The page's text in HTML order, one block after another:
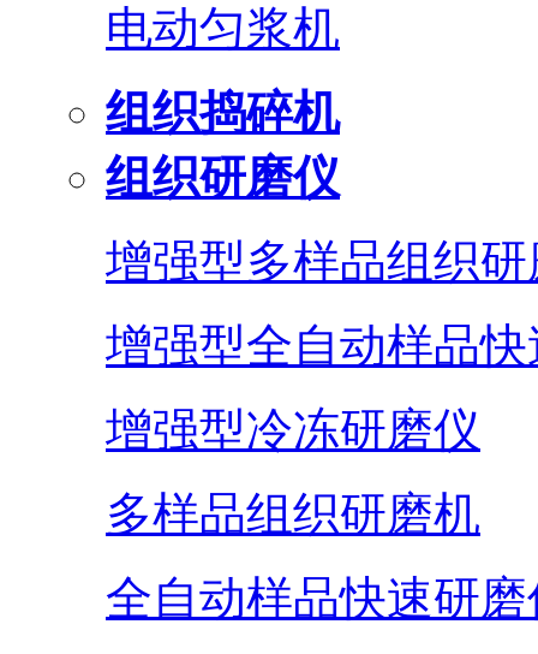
电动匀浆机
组织捣碎机
组织研磨仪
增强型多样品组织
增强型全自动样品
增强型冷冻研磨仪
多样品组织研磨机
全自动样品快速研磨